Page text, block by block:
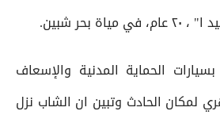
بحر شبين.
الحماية المدنية والإسعاف
لمكان الحادث وتبين ان الشاب نزل